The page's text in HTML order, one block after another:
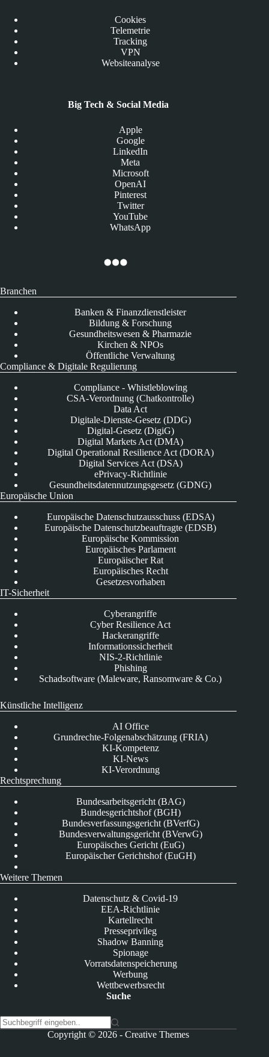
Cookies
Telemetrie
Tracking
VPN
Websiteanalyse
Big Tech & Social Media
Apple
Google
LinkedIn
Meta
Microsoft
OpenAI
Pinterest
Twitter
YouTube
WhatsApp
Branchen
Banken & Finanzdienstleister
Bildung & Forschung
Gesundheitswesen & Pharmazie
Kirchen & NPOs
Öffentliche Verwaltung
Compliance & Digitale Regulierung
Compliance - Whistleblowing
CSA-Verordnung (Chatkontrolle)
Data Act
Digitale-Dienste-Gesetz (DDG)
Digital-Gesetz (DigiG)
Digital Markets Act (DMA)
Digital Operational Resilience Act (DORA)
Digital Services Act (DSA)
ePrivacy-Richtlinie
Gesundheitsdatennutzungsgesetz (GDNG)
Europäische Union
Europäische Datenschutzausschuss (EDSA)
Europäische Datenschutzbeauftragte (EDSB)
Europäische Kommission
Europäisches Parlament
Europäischer Rat
Europäisches Recht
Gesetzesvorhaben
IT-Sicherheit
Cyberangriffe
Cyber Resilience Act
Hackerangriffe
Informationssicherheit
NIS-2-Richtlinie
Phishing
Schadsoftware (Maleware, Ransomware & Co.)
Künstliche Intelligenz
AI Office
Grundrechte-Folgenabschätzung (FRIA)
KI-Kompetenz
KI-News
KI-Verordnung
Rechtsprechung
Bundesarbeitsgericht (BAG)
Bundesgerichtshof (BGH)
Bundesverfassungsgericht (BVerfG)
Bundesverwaltungsgericht (BVerwG)
Europäisches Gericht (EuG)
Europäischer Gerichtshof (EuGH)
Weitere Themen
Datenschutz & Covid-19
EEA-Richtlinie
Kartellrecht
Presseprivileg
Shadow Banning
Spionage
Vorratsdatenspeicherung
Werbung
Wettbewerbsrecht
Suche
Copyright © 2026 -Creative Themes